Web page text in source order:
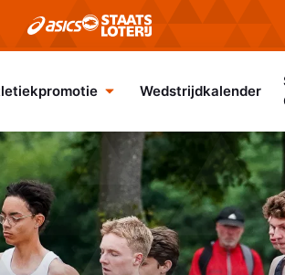
Wedstrijdkalender